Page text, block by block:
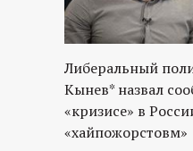
о
р
т
Либеральный
Кынев* назвал
«кризисе» в
«хайпожорстовм»